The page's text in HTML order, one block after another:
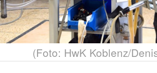
(Foto: HwK Koblenz/